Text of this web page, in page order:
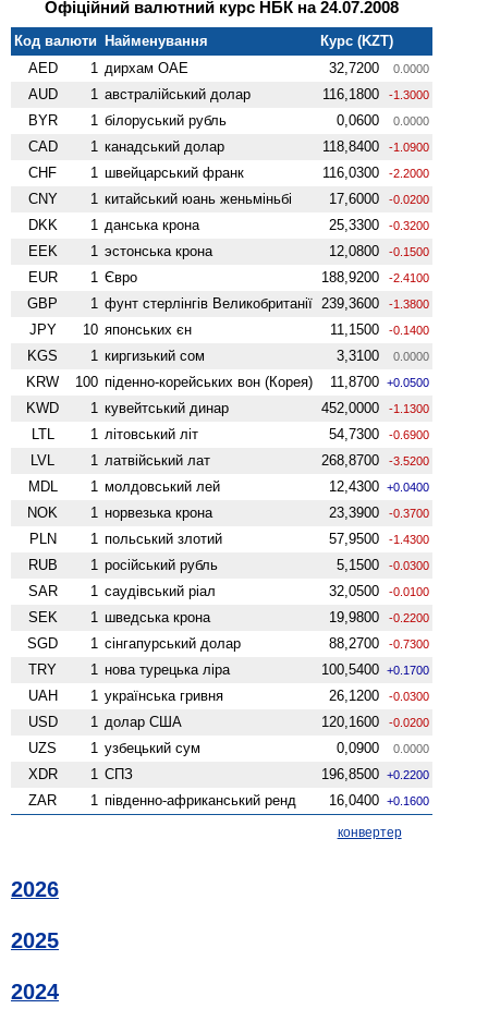
Офіційний валютний курс НБК на 24.07.2008
Код валюти Найменування
Курс (KZT)
AED
1 дирхам ОАЕ 32,7200 0.0000
AUD 1 австралійський долар 116,1800 -1.3000
BYR 1 білоруський рубль 0,0600 0.0000
CAD 1 канадський долар 118,8400 -1.0900
CHF 1 швейцарський франк 116,0300 -2.2000
CNY 1 китайський юань женьмiньбi 17,6000 -0.0200
DKK 1 данська крона 25,3300 -0.3200
EEK 1 эстонська крона 12,0800 -0.1500
EUR 1 Євро 188,9200 -2.4100
GBP 1 фунт стерлінгів Велико­британії 239,3600 -1.3800
JPY 10 японських єн 11,1500 -0.1400
KGS 1 киргизький сом 3,3100 0.0000
KRW 100 піденно-корейських вон (Корея) 11,8700 +0.0500
KWD 1 кувейтський динар 452,0000 -1.1300
LTL 1 літовський літ 54,7300 -0.6900
LVL 1 латвійський лат 268,8700 -3.5200
MDL 1 молдовський лей 12,4300 +0.0400
NOK 1 норвезька крона 23,3900 -0.3700
PLN 1 польський злотий 57,9500 -1.4300
RUB 1 російський рубль 5,1500 -0.0300
SAR 1 саудівський ріал 32,0500 -0.0100
SEK 1 шведська крона 19,9800 -0.2200
SGD 1 сінгапурський долар 88,2700 -0.7300
TRY 1 нова турецька ліра 100,5400 +0.1700
UAH 1 українська гривня 26,1200 -0.0300
USD 1 долар США 120,1600 -0.0200
UZS 1 узбецький сум 0,0900 0.0000
XDR 1 СПЗ 196,8500 +0.2200
ZAR 1 південно-африканський ренд 16,0400 +0.1600
конвертер
2026
2025
2024